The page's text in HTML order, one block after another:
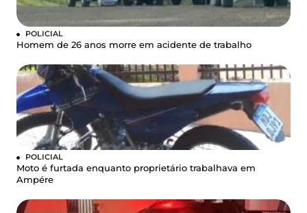
POLICIAL
Homem de 26 anos morre em acidente de trabalho
POLICIAL
Moto é furtada enquanto proprietário trabalhava em
Ampére